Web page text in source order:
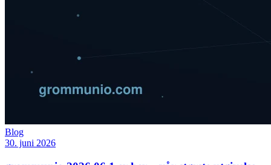
Blog
30. juni 2026